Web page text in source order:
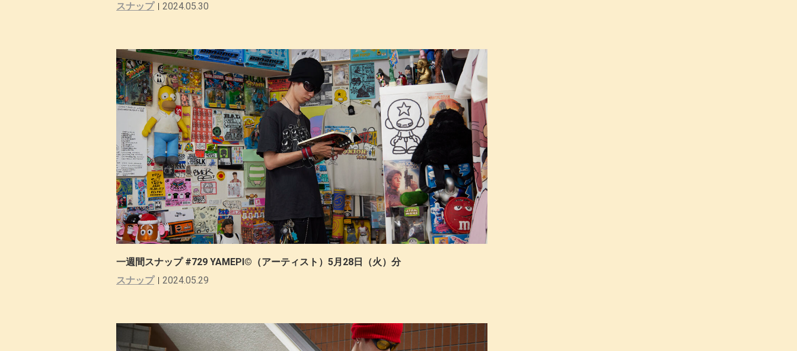
スナップ
2024.05.30
一週間スナップ #729 YAMEPI©（アーティスト）5月28日（火）分
スナップ
2024.05.29